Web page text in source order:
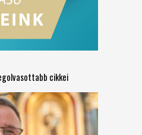
cikkei